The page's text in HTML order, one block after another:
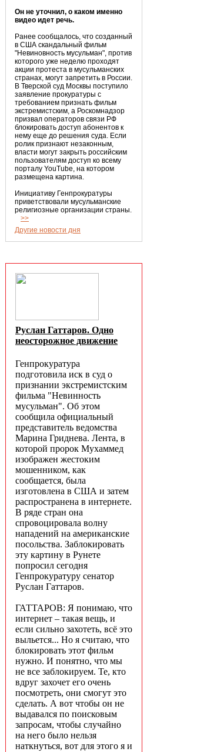
Он не уточнил, о каком именно
видео идет речь.
Ранее сообщалось, что созданный
в США скандальный фильм
"Невиновность мусульман", против
которого уже неделю проходят
акции протеста в мусульманских
странах, могут запретить в России.
В Тверской суд Москвы поступило
заявление прокуратуры с
требованием признать фильм
экстремистским, а Роскомнадзор
призвал операторов связи РФ
блокировать доступ абонентов к
нему еще до решения суда. Если
ролик признают незаконным,
власти могут закрыть российским
пользователям доступ ко всему
порталу YouTube, на котором
размещена картина.
Инициативу Генпрокуратуры
приветствовали мусульманские
религиозные организации страны.
>>
Другие новости дня
Руслан Гаттаров. Одно
неосторожное движение
Генпрокуратура
подготовила иск в суд о
признании экстремистским
фильма "Невинность
мусульман". Об этом
сообщила официальный
представитель ведомства
Марина Гриднева. Лента, в
которой пророк Мухаммед
изображен жестоким
мошенником, как
сообщается, была
изготовлена в США и затем
распространена в интернете.
В ряде стран она
спровоцировала волну
нападений на американские
посольства. Заблокировать
эту картину в Рунете
попросил сегодня
Генпрокуратуру сенатор
Руслан Гаттаров.
ГАТТАРОВ: Я понимаю, что
интернет – такая вещь, и
если сильно захотеть, всё это
выльется... Но я считаю, что
блокировать этот фильм
нужно. И понятно, что мы
не все заблокируем. Те, кто
вдруг захочет его очень
посмотреть, они смогут это
сделать. А вот чтобы он не
выдавался по поисковым
запросам, чтобы случайно
на него было нельзя
наткнуться, вот для этого я и